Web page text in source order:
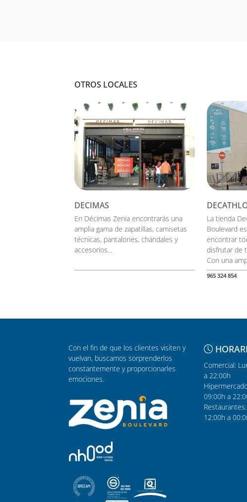
OTROS LOCALES
DECIMAS
En Décimas Zenia encontrarás una
amplia gama de zapatillas, camisetas
técnicas, pantalones, chándales y
accesorios...
La tienda
Boulevard
encontrar
disfrutar de
Con una
965 324 854
Con el fin de que los clientes visiten y
vuelvan, buscamos sorprenderlos
constantemente y proporcionarles
emociones.
Comercial:
a 22:00h
09:00h a
12:00h a